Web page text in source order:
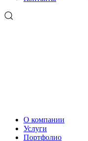
О компании
Услуги
Портфолио